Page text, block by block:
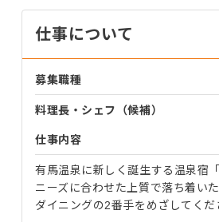
仕事について
募集職種
料理長・シェフ（候補）
仕事内容
有馬温泉に新しく誕生する温泉宿
ニーズに合わせた上質で落ち着い
ダイニングの2番手をめざしてく